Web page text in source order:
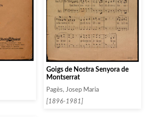
Goigs de Nostra Senyora de
Montserrat
Pagès, Josep Maria
[1896-1981]